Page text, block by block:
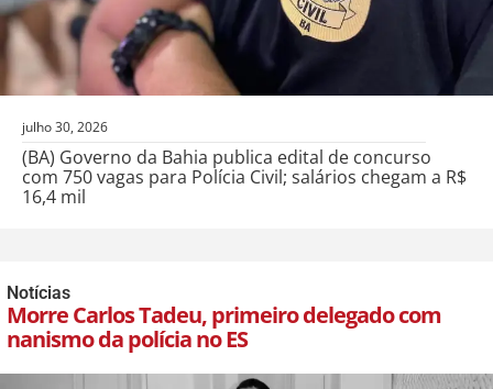
julho 30, 2026
(BA) Governo da Bahia publica edital de concurso
com 750 vagas para Polícia Civil; salários chegam a R$
16,4 mil
Notícias
Morre Carlos Tadeu, primeiro delegado com
nanismo da polícia no ES